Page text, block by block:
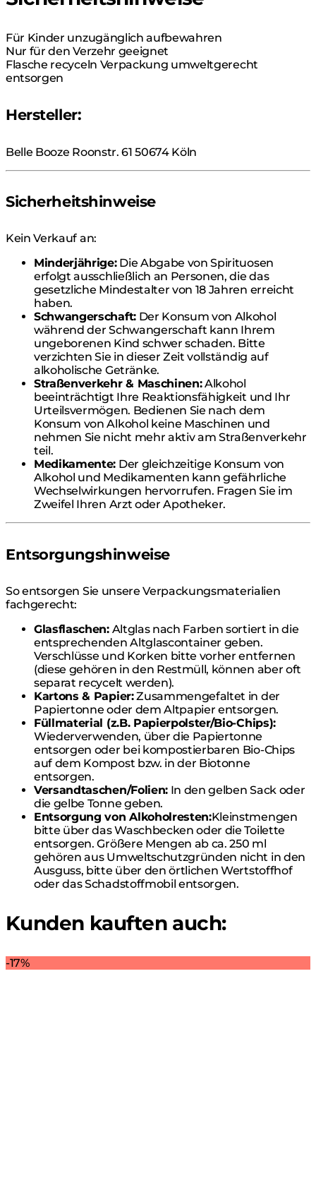
Für Kinder unzugänglich aufbewahren
Nur für den Verzehr geeignet
Flasche recyceln Verpackung umweltgerecht
entsorgen
Hersteller:
Belle Booze Roonstr. 61 50674 Köln
Sicherheitshinweise
Kein Verkauf an:
Minderjährige:Die Abgabe von Spirituosen
erfolgt ausschließlich an Personen, die das
gesetzliche Mindestalter von 18 Jahren erreicht
haben.
Schwangerschaft:Der Konsum von Alkohol
während der Schwangerschaft kann Ihrem
ungeborenen Kind schwer schaden. Bitte
verzichten Sie in dieser Zeit vollständig auf
alkoholische Getränke.
Straßenverkehr & Maschinen:Alkohol
beeinträchtigt Ihre Reaktionsfähigkeit und Ihr
Urteilsvermögen. Bedienen Sie nach dem
Konsum von Alkohol keine Maschinen und
nehmen Sie nicht mehr aktiv am Straßenverkehr
teil.
Medikamente: Der gleichzeitige Konsum von
Alkohol und Medikamenten kann gefährliche
Wechselwirkungen hervorrufen. Fragen Sie im
Zweifel Ihren Arzt oder Apotheker.
Entsorgungshinweise
So entsorgen Sie unsere Verpackungsmaterialien
fachgerecht:
Glasflaschen:Altglas nach Farben sortiert in die
entsprechenden Altglascontainer geben.
Verschlüsse und Korken bitte vorher entfernen
(diese gehören in den Restmüll, können aber oft
separat recycelt werden).
Kartons & Papier:Zusammengefaltet in der
Papiertonne oder dem Altpapier entsorgen.
Füllmaterial (z.B. Papierpolster/Bio-Chips):
Wiederverwenden, über die Papiertonne
entsorgen oder bei kompostierbaren Bio-Chips
auf dem Kompost bzw. in der Biotonne
entsorgen.
Versandtaschen/Folien:In den gelben Sack oder
die gelbe Tonne geben.
Entsorgung von Alkoholresten:Kleinstmengen
bitte über das Waschbecken oder die Toilette
entsorgen. Größere Mengen ab ca. 250 ml
gehören aus Umweltschutzgründen nicht in den
Ausguss, bitte über den örtlichen Wertstoffhof
oder das Schadstoffmobil entsorgen.
Kunden kauften auch:
-17%